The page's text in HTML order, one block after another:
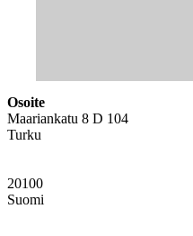
Osoite
Maariankatu 8 D 104
Turku
20100
Suomi